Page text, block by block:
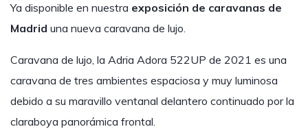
Ya disponible en nuestra exposición de caravanas de
Madrid una nueva caravana de lujo.
Caravana de lujo, la Adria Adora 522UP de 2021 es una
caravana de tres ambientes espaciosa y muy luminosa
debido a su maravillo ventanal delantero continuado por la
claraboya panorámica frontal.